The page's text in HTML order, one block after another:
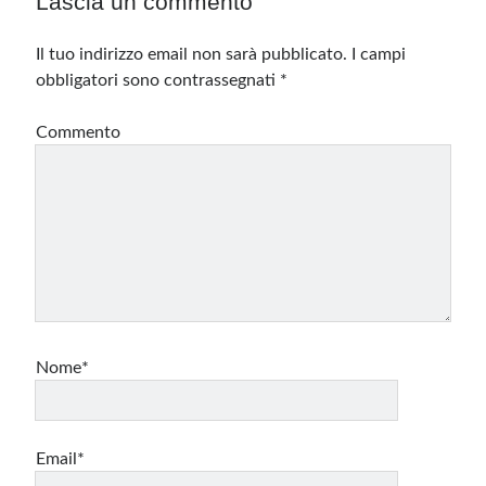
Il tuo indirizzo email non sarà pubblicato.
I campi
obbligatori sono contrassegnati *
Commento
Nome*
Email*